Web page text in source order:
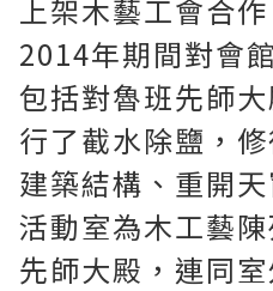
上架木藝工會合
2014年期間對會
包括對魯班先師
行了截水除鹽，
建築結構、重開
活動室為木工藝
先師大殿，連同